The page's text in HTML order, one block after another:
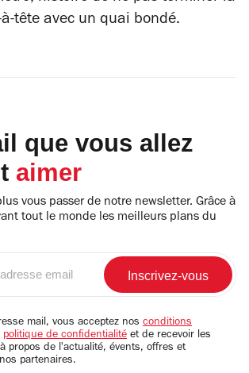
tête avec un quai bondé.
que vous allez
aimer
vous passer de notre newsletter. Grâce à
tout le monde les meilleurs plans du
mail, vous acceptez nos conditions
politique de confidentialité et de recevoir les
propos de l'actualité, évents, offres et
partenaires.